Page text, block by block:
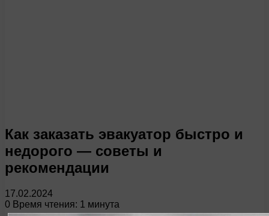
Как заказать эвакуатор быстро и
недорого — советы и
рекомендации
17.02.2024
0 Время чтения: 1 минута